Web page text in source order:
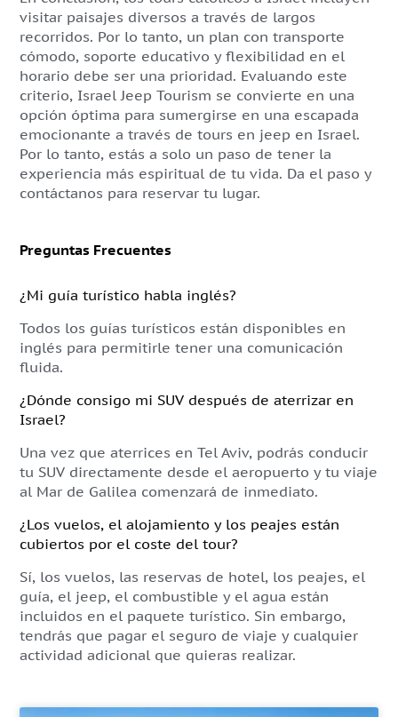
visitar paisajes diversos a través de largos
recorridos. Por lo tanto, un plan con transporte
cómodo, soporte educativo y flexibilidad en el
horario debe ser una prioridad. Evaluando este
criterio, Israel Jeep Tourism se convierte en una
opción óptima para sumergirse en una escapada
emocionante a través de tours en jeep en Israel.
Por lo tanto, estás a solo un paso de tener la
experiencia más espiritual de tu vida. Da el paso y
contáctanos para reservar tu lugar.
Preguntas Frecuentes
¿Mi guía turístico habla inglés?
Todos los guías turísticos están disponibles en
inglés para permitirle tener una comunicación
fluida.
¿Dónde consigo mi SUV después de aterrizar en
Israel?
Una vez que aterrices en Tel Aviv, podrás conducir
tu SUV directamente desde el aeropuerto y tu viaje
al Mar de Galilea comenzará de inmediato.
¿Los vuelos, el alojamiento y los peajes están
cubiertos por el coste del tour?
Sí, los vuelos, las reservas de hotel, los peajes, el
guía, el jeep, el combustible y el agua están
incluidos en el paquete turístico. Sin embargo,
tendrás que pagar el seguro de viaje y cualquier
actividad adicional que quieras realizar.